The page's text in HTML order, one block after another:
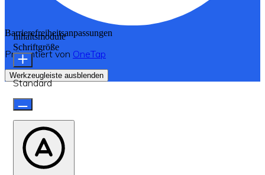
Barrierefreiheitsanpassungen
Präsentiert von OneTap
Werkzeugleiste ausblenden
Inhaltsmodule
Schriftgröße
Standard